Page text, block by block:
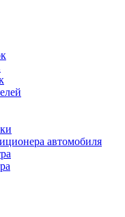
автомобиля